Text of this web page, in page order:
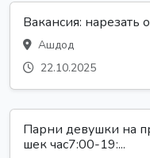
Вакансия: нарезать
Ашдод
22.10.2025
Парни девушки на
шек час7:00-19:...